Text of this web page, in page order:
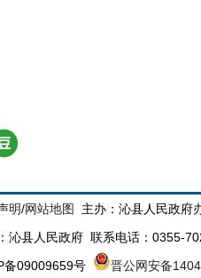
明/网站地图
主办：沁县人民政府
沁县人民政府 联系电话：0355-
备09009659号
晋公网安备